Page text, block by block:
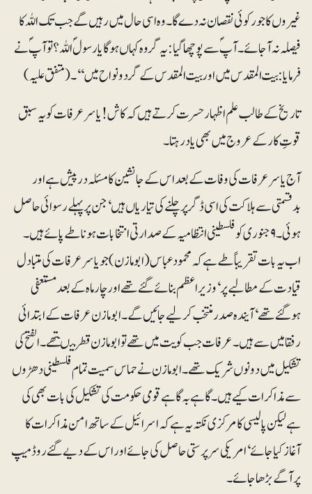
غیروں کا جور کوئی نقصان نہ دے گا۔ وہ اسی حال میں رہیں گے جب تک اللہ کا
فیصلہ نہ آجائے۔ آپؐ سے پوچھا گیا: یہ گروہ کہاں ہوگا یارسولؐ اللہ؟ توآپؐ نے
فرمایا: بیت المقدس میں اور بیت المقدس کے گردونواح میں‘‘۔(متفق علیہ)
تاریخ کے طالب علم اظہار حسرت کرتے ہیں کہ کاش! یاسر عرفات کو یہ سبق
قوتِ کار کے عروج میں بھی یاد رہتا۔
آج یاسر عرفات کی وفات کے بعد اس کے جانشین کا مسئلہ درپیش ہے اور
بدقسمتی سے ہلاکت کی اسی ڈگر پر چلنے کی تیاریاں ہیں‘ جن پر پہلے رسوائی حاصل
ہوئی۔ ۹جنوری کو فلسطینی انتظامیہ کے صدارتی انتخابات ہونا طے پائے ہیں۔
اب یہ بات تقریباً طے ہے کہ محمود عباس (ابومازن) جو یاسر عرفات کی متبادل
قیادت کے مطالبے پر‘ وزیراعظم بنائے گئے تھے اور چار ماہ کے بعد مستعفی
ہوگئے تھے‘ آیندہ صدر منتخب کر لیے جائیں گے۔ ابومازن عرفات کے ابتدائی
رفقا میں سے ہیں۔ عرفات جب کویت میں تھے تو ابومازن قطر میںتھے۔ الفتح کی
تشکیل میں دونوں شریک تھے۔ ابومازن نے حماس سمیت تمام فلسطینی دھڑوں
سے مذاکرات کیے ہیں۔ گاہے بہ گاہے قومی حکومت کی تشکیل کی بات بھی کی
ہے لیکن پالیسی کا مرکزی نکتہ یہ ہے کہ اسرائیل کے ساتھ امن مذاکرات کا
آغاز کیا جائے‘ امریکی سرپرستی حاصل کی جائے اور اس کے دیے گئے روڈمیپ
پر آگے بڑھا جائے۔